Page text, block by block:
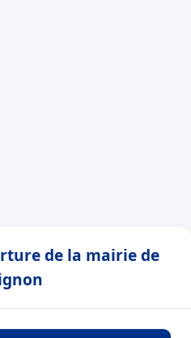
de la mairie de